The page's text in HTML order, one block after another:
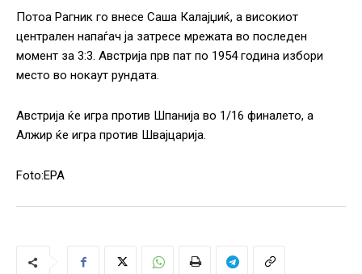
Потоа Рагник го внесе Саша Калајџиќ, а високиот
централен напаѓач ја затресе мрежата во последен
момент за 3:3. Австрија прв пат по 1954 година избори
место во нокаут рундата.
Австрија ќе игра против Шпанија во 1/16 финалето, а
Алжир ќе игра против Швајцарија.
Foto:EPA